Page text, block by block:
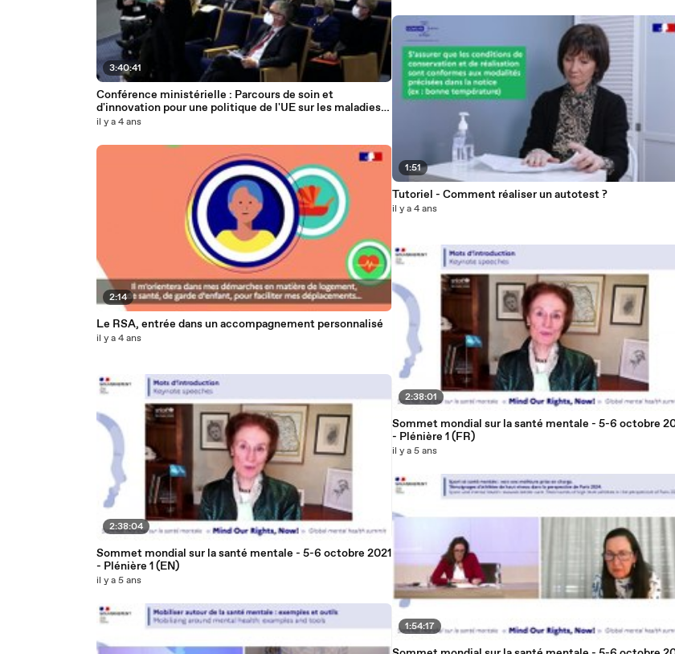
3:40:41
Conférence ministérielle : Parcours de soin et
d'innovation pour une politique de l'UE sur les maladies
rares
il y a 4 ans
2:14
Le RSA, entrée dans un accompagnement personnalisé
il y a 4 ans
2:38:04
Sommet mondial sur la santé mentale - 5-6 octobre 2021
- Plénière 1 (EN)
il y a 5 ans
1:51
Tutoriel - Comment réaliser un autotest ?
il y a 4 ans
2:38:01
Sommet mondial sur la santé mentale - 5-6 octobre
- Plénière 1 (FR)
il y a 5 ans
1:54:17